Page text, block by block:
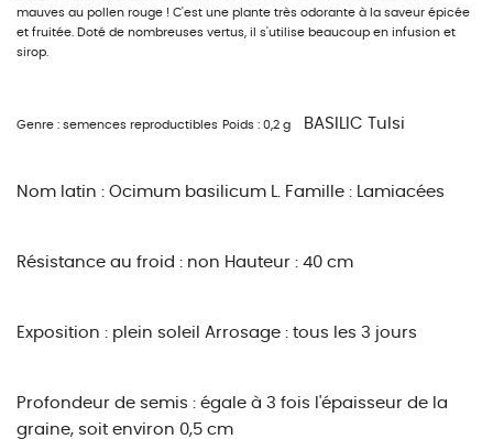
mauves au pollen rouge ! C'est une plante très odorante à la saveur épicée
et fruitée. Doté de nombreuses vertus, il s'utilise beaucoup en infusion et
sirop.
Genre : semences reproductibles Poids : 0,2 g BASILIC Tulsi
Nom latin : Ocimum basilicum L. Famille : Lamiacées
Résistance au froid : non Hauteur : 40 cm
Exposition : plein soleil Arrosage : tous les 3 jours
Profondeur de semis : égale à 3 fois l'épaisseur de la
graine, soit environ 0,5 cm